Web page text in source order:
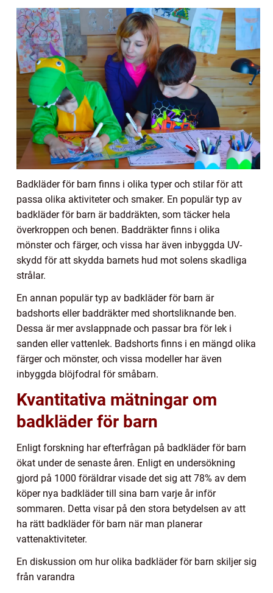
Badkläder för barn finns i olika typer och stilar för att
passa olika aktiviteter och smaker. En populär typ av
badkläder för barn är baddräkten, som täcker hela
överkroppen och benen. Baddräkter finns i olika
mönster och färger, och vissa har även inbyggda UV-
skydd för att skydda barnets hud mot solens skadliga
strålar.
En annan populär typ av badkläder för barn är
badshorts eller baddräkter med shortsliknande ben.
Dessa är mer avslappnade och passar bra för lek i
sanden eller vattenlek. Badshorts finns i en mängd olika
färger och mönster, och vissa modeller har även
inbyggda blöjfodral för småbarn.
Kvantitativa mätningar om
badkläder för barn
Enligt forskning har efterfrågan på badkläder för barn
ökat under de senaste åren. Enligt en undersökning
gjord på 1000 föräldrar visade det sig att 78% av dem
köper nya badkläder till sina barn varje år inför
sommaren. Detta visar på den stora betydelsen av att
ha rätt badkläder för barn när man planerar
vattenaktiviteter.
En diskussion om hur olika badkläder för barn skiljer sig
från varandra